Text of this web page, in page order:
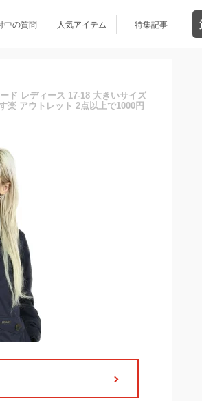
中の質問 人気アイテム 特集記事
ド レディース 17-18 大きいサイズ
楽 アウトレット 2点以上で1000円